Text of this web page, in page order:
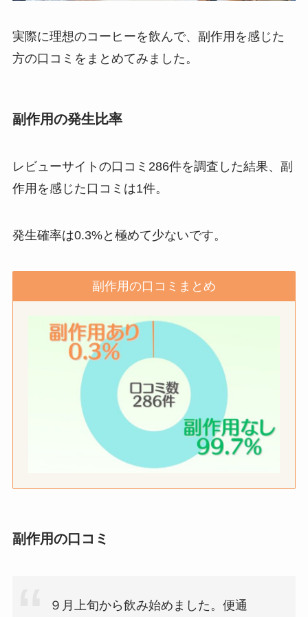
実際に理想のコーヒーを飲んで、副作用を感じた
方の口コミをまとめてみました。
副作用の発生比率
レビューサイトの口コミ286件を調査した結果、副
作用を感じた口コミは1件。
発生確率は0.3%と極めて少ないです。
副作用の口コミまとめ
副作用の口コミ
９月上旬から飲み始めました。便通